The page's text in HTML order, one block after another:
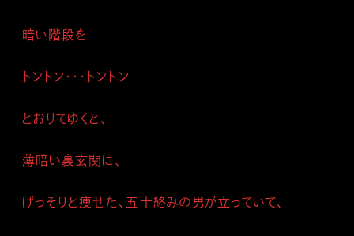
暗い階段を
トントン・・・トントン
とおりてゆくと、
薄暗い裏玄関に、
げっそりと痩せた、五十絡みの男が立っていて、